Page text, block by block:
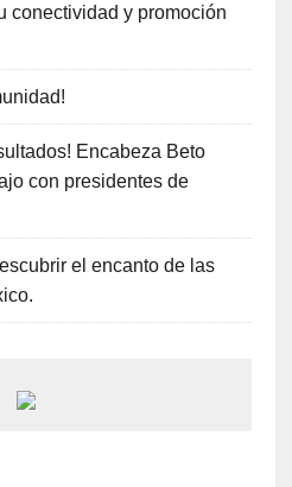
conectividad y promoción
Encabeza Beto
con presidentes de
el encanto de las